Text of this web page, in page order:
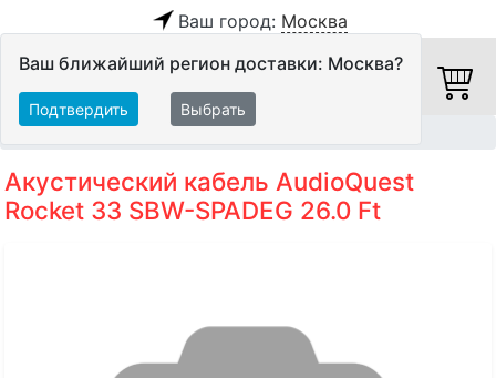
Ваш город: Москва
Ваш ближайший регион доставки: Москва?
Подтвердить Выбрать
Акустический кабель AudioQuest
Rocket 33 SBW-SPADEG 26.0 Ft